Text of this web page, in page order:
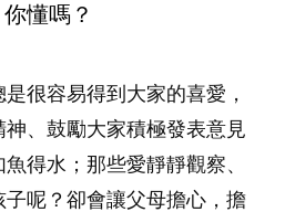
懂嗎？
很容易得到大家的喜愛，
、鼓勵大家積極發表意見
得水；那些愛靜靜觀察、
呢？卻會讓父母擔心，擔
做好？
開始越好，有人卻說一時
感到混淆，到底誰是誰
解開語言學習的迷思～...
，沒捷徑
要跟相愛的人結婚，就自
孩子卻發現事情不如你所
我們想像的簡單，卻也不
起來認識婚姻的真相！...
個「叻仔叻女」，學業別
條。這樣的孩子是萬中無
不能兼得？...
己，父母如何關顧自
同兒女應對功課測驗，還
尚要處理家中雜項要
百個任務要做。可惜，有